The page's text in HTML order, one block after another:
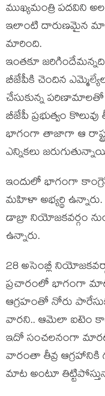
ముఖ్యమంత్రి పదవిని
ఇలాంటి దారుణమైన
మారింది.
ఇంతకూ జరిగిందేమన్నది
బీజేపీకి చెందిన
చేసుకున్న
బీజేపీ ప్రభుత్వం
భాగంగా తాజాగా ఆ
ఎన్నికలు
ఇందులో భాగంగా
మహిళా అభ్యర్థి
డాబ్రా నియోజకవర్గం
ఉన్నారు.
28 అసెంబ్లీ
ప్రచారంలో భాగంగా
ఆగ్రహంతో నోరు
వారని.. ఆమెలా ఐటెం
ఇదో సంచలనంగా
వారంతా తీవ్ర
మాట అంటూ